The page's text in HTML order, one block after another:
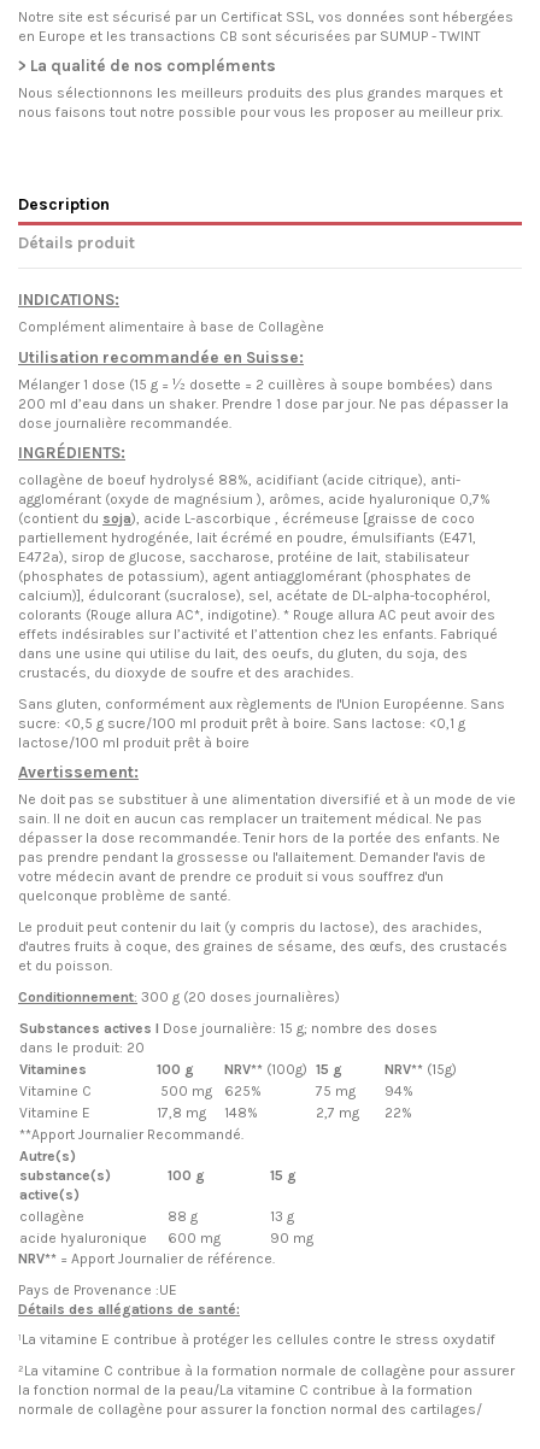
Notre site est sécurisé par un Certificat SSL, vos données sont hébergées
en Europe et les transactions CB sont sécurisées par SUMUP - TWINT
> La qualité de nos compléments
Nous sélectionnons les meilleurs produits des plus grandes marques et
nous faisons tout notre possible pour vous les proposer au meilleur prix.
Description
Détails produit
INDICATIONS:
Complément alimentaire à base de Collagène
Utilisation recommandée en Suisse:
Mélanger 1 dose (15 g = ½ dosette = 2 cuillères à soupe bombées) dans
200 ml d’eau dans un shaker. Prendre 1 dose par jour. Ne pas dépasser la
dose journalière recommandée.
INGRÉDIENTS:
collagène de boeuf hydrolysé 88%, acidifiant (acide citrique), anti-
agglomérant (oxyde de magnésium ), arômes, acide hyaluronique 0,7%
(contient du soja), acide L-ascorbique , écrémeuse [graisse de coco
partiellement hydrogénée, lait écrémé en poudre, émulsifiants (E471,
E472a), sirop de glucose, saccharose, protéine de lait, stabilisateur
(phosphates de potassium), agent antiagglomérant (phosphates de
calcium)], édulcorant (sucralose), sel, acétate de DL-alpha-tocophérol,
colorants (Rouge allura AC*, indigotine). * Rouge allura AC peut avoir des
effets indésirables sur l’activité et l’attention chez les enfants. Fabriqué
dans une usine qui utilise du lait, des oeufs, du gluten, du soja, des
crustacés, du dioxyde de soufre et des arachides.
Sans gluten, conformément aux règlements de l'Union Européenne. Sans
sucre: <0,5 g sucre/100 ml produit prêt à boire. Sans lactose: <0,1 g
lactose/100 ml produit prêt à boire
Avertissement:
Ne doit pas se substituer à une alimentation diversifié et à un mode de vie
sain. Il ne doit en aucun cas remplacer un traitement médical. Ne pas
dépasser la dose recommandée. Tenir hors de la portée des enfants. Ne
pas prendre pendant la grossesse ou l'allaitement. Demander l'avis de
votre médecin avant de prendre ce produit si vous souffrez d'un
quelconque problème de santé.
Le produit peut contenir du lait (y compris du lactose), des arachides,
d'autres fruits à coque, des graines de sésame, des œufs, des crustacés
et du poisson.
Conditionnement: 300 g (20 doses journalières)
Substances actives I Dose journalière: 15 g; nombre des doses
dans le produit: 20
Vitamines
100 g NRV** (100g) 15 g NRV** (15g)
Vitamine C
500 mg 625% 75 mg
94%
Vitamine E
17,8 mg 148% 2,7 mg
22%
**Apport Journalier Recommandé.
Autre(s)
substance(s)
active(s)
100 g 15 g
collagène 88 g
13 g
acide hyaluronique
600 mg
90 mg
NRV** = Apport Journalier de référence.
Pays de Provenance :UE
Détails des allégations de santé:
¹La vitamine E contribue à protéger les cellules contre le stress oxydatif
²La vitamine C contribue à la formation normale de collagène pour assurer
la fonction normal de la peau/La vitamine C contribue à la formation
normale de collagène pour assurer la fonction normal des cartilages/